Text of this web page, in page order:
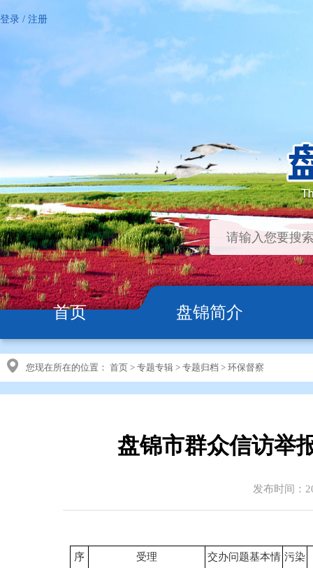
登录 / 注册
首页 盘锦简介
您现在所在的位置： 首页 > 专题专辑 > 专题归档 > 环保督察
盘锦市群众信访举
发布时间：
序
受理
交办问题基本情 污染